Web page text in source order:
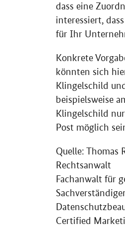
dass eine
interessiert,
für Ihr
Konkrete
könnten sich
Klingelschild
beispielsweise
Klingelschild
Post möglich
Quelle: Thomas
Rechtsanwalt
Fachanwalt für
Certified